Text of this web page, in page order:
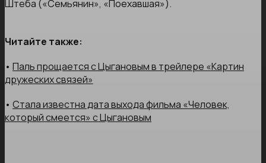
Штеба («Семьянин», «Поехавшая»).
Читайте также:
• Паль прощается с Цыгановым в трейлере «Картин
дружеских связей»
• Стала известна дата выхода фильма «Человек,
который смеется» с Цыгановым